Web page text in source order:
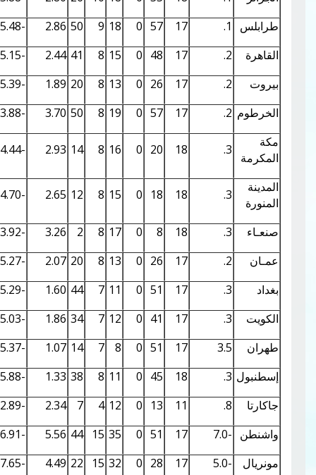
17
57
0
9
50
2.86
-5.48
7.20
0.40
17
48
0
8
41
2.44
-5.15
6.69
0.34
17
26
0
8
20
1.89
-5.39
6.54
0.33
17
57
0
8
50
3.70
-3.88
6.75
0.35
18
0
14
2.93
-4.44
6.50
0.32
18
18
0
12
2.65
-4.70
6.49
0.32
18
8
0
3.26
-3.92
6.42
0.32
17
26
0
8
20
2.07
-5.27
6.55
0.33
17
0
7
44
1.60
-5.29
6.30
0.30
17
41
0
7
34
1.86
-5.03
6.23
0.30
17
51
0
7
14
1.07
6.10
0.28
18
45
0
38
1.33
-5.88
6.67
0.34
11
13
0
2.34
-2.89
5.08
0.20
17
51
0
15
44
5.56
-6.91
10.10
0.78
17
28
0
15
22
4.49
-7.65
9.90
0.75